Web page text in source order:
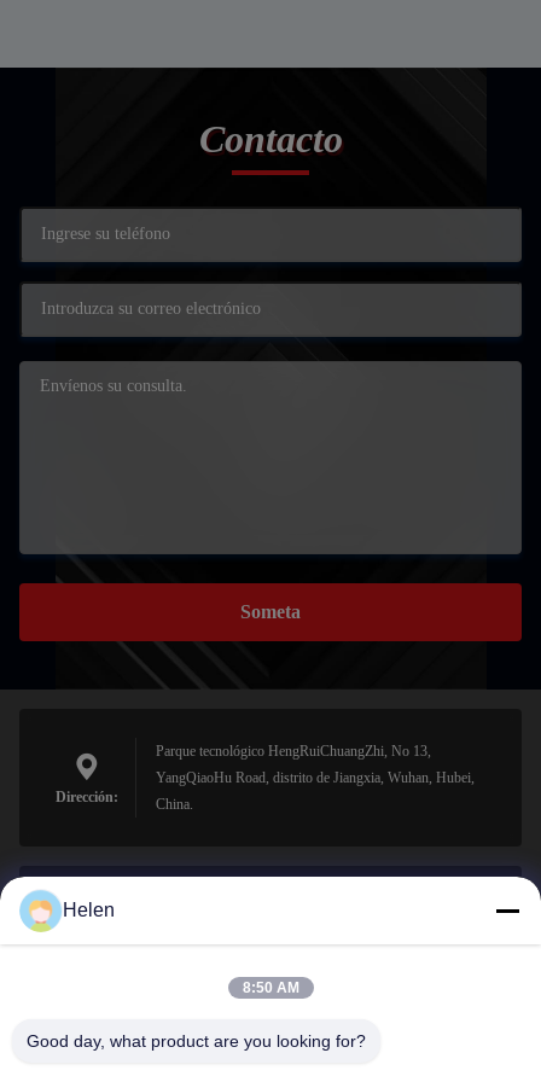
Contacto
Someta
Dirección:
Parque tecnológico HengRuiChuangZhi, No 13,
YangQiaoHu Road, distrito de Jiangxia, Wuhan, Hubei,
China.
El correo
Helen
8:50 AM
Good day, what product are you looking for?